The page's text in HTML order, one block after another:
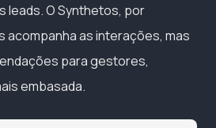
leads. O Synthetos, por
acompanha as interações, mas
para gestores,
embasada.